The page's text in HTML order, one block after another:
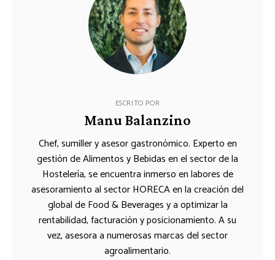
ESCRITO POR
Manu Balanzino
Chef, sumiller y asesor gastronómico. Experto en
gestión de Alimentos y Bebidas en el sector de la
Hostelería, se encuentra inmerso en labores de
asesoramiento al sector HORECA en la creación del
global de Food & Beverages y a optimizar la
rentabilidad, facturación y posicionamiento. A su
vez, asesora a numerosas marcas del sector
agroalimentario.